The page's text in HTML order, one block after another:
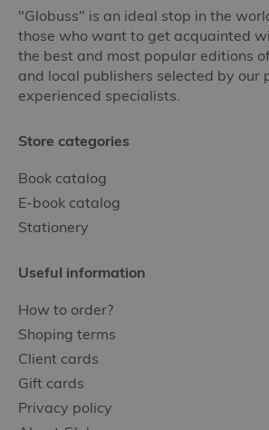
"Globuss" is an ideal stop in the
those who want to get acquainted
the best and most popular editions
and local publishers selected by our
experienced specialists.
Store categories
Book catalog
E-book catalog
Stationery
Useful information
How to order?
Shoping terms
Client cards
Gift cards
Privacy policy